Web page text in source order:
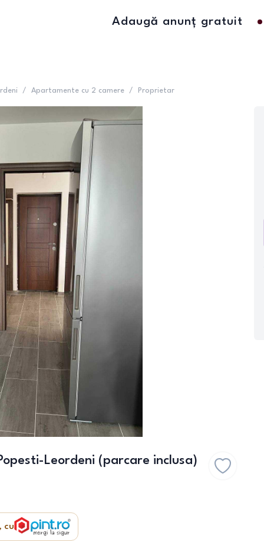
Adaugă anunț gratuit
/ Apartamente cu 2 camere / Proprietar
Leordeni (parcare inclusa)
cu